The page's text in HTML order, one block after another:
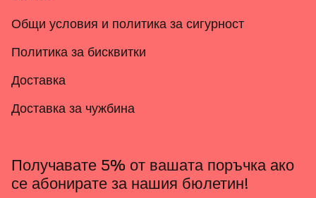
Общи условия и политика за сигурност
Политика за бисквитки
Доставка
Доставка за чужбина
Получавате 5% от вашата поръчка ако
се абонирате за нашия бюлетин!